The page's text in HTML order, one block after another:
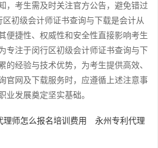
，考生需及时关注官方公告，避免错过
初级会计师证书查询与下载是会计从
便捷性、权威性和安全性直接影响考生
专注于闵行区初级会计师证书查询与下
的经验与技术优势，为考生提供高效、
官网及下载服务时，应遵循上述注意事
业发展奠定坚实基础。
理师怎么报名培训费用
永州专利代理